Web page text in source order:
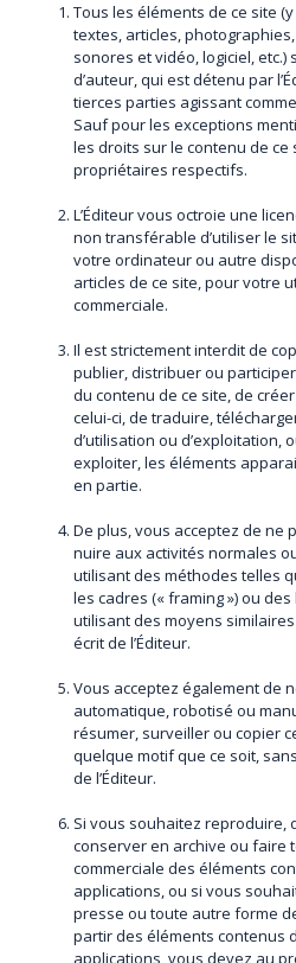
Tous les éléments de ce site
textes, articles,
sonores et vidéo, logiciel,
d’auteur, qui est détenu par
tierces parties agissant
Sauf pour les exceptions
les droits sur le contenu de
propriétaires respectifs.
L’Éditeur vous octroie une
non transférable d’utiliser le
votre ordinateur ou autre
articles de ce site, pour votre
commerciale.
Il est strictement interdit de
publier, distribuer ou
du contenu de ce site, de
celui-ci, de traduire,
d’utilisation ou d’exploitation,
exploiter, les éléments
en partie.
De plus, vous acceptez de ne
nuire aux activités normales
utilisant des méthodes telles
les cadres (« framing ») ou
utilisant des moyens
écrit de l’Éditeur.
Vous acceptez également de
automatique, robotisé ou
résumer, surveiller ou copier
quelque motif que ce soit,
de l’Éditeur.
Si vous souhaitez reproduire,
conserver en archive ou faire
commerciale des éléments
applications, ou si vous
presse ou toute autre forme
partir des éléments contenus
applications, vous devez au